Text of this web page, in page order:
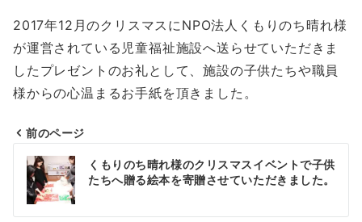
2017年12月のクリスマスにNPO法人くもりのち晴れ様
が運営されている児童福祉施設へ送らせていただきま
したプレゼントのお礼として、施設の子供たちや職員
様からの心温まるお手紙を頂きました。
投
稿
ナ
前のページ
くもりのち晴れ様のクリスマスイベントで子供
たちへ贈る絵本を寄贈させていただきました。